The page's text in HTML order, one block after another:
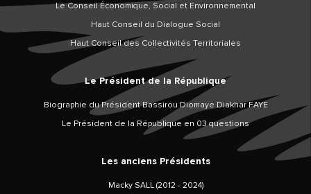
Le Conseil Économique, Social et Environnemental
Haut Conseil du Dialogue Social
Haut Conseil des Collectivités Territoriales
Le Président de la République
Biographie du Président Bassirou Diomaye Diakhar FAYE
Le Président de la République en 03 questions
Les anciens Présidents
Macky SALL (2012 - 2024)